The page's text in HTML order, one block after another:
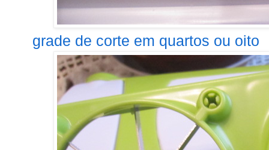
grade de corte em quartos ou oito